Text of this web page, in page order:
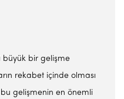
büyük bir gelişme
rekabet içinde olması
gelişmenin en önemli